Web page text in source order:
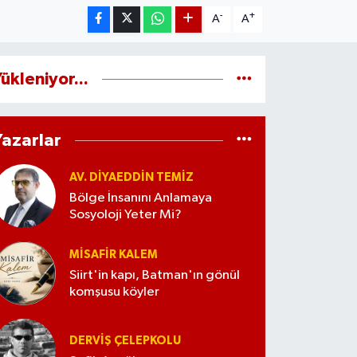
A- A+
AV. DIYAEDDIN TEMIZ
Bölge İnsanını Anlamaya
Sosyoloji Yeter Mi?
MISAFIR KALEM
Siirt'in kapı, Batman'ın gönül
komşusu köyler
DERVIŞ ÇELEPKOLU